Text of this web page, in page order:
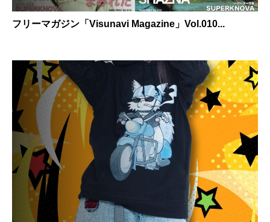
フリーマガジン「Visunavi Magazine」Vol.010...